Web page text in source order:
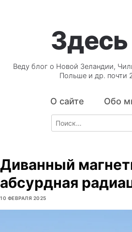
Веду блог о Новой Зеландии,
Польше и др. почти
О сайте Обо
Search
for:
Диванный
абсурдная
10 ФЕВРАЛЯ 2025